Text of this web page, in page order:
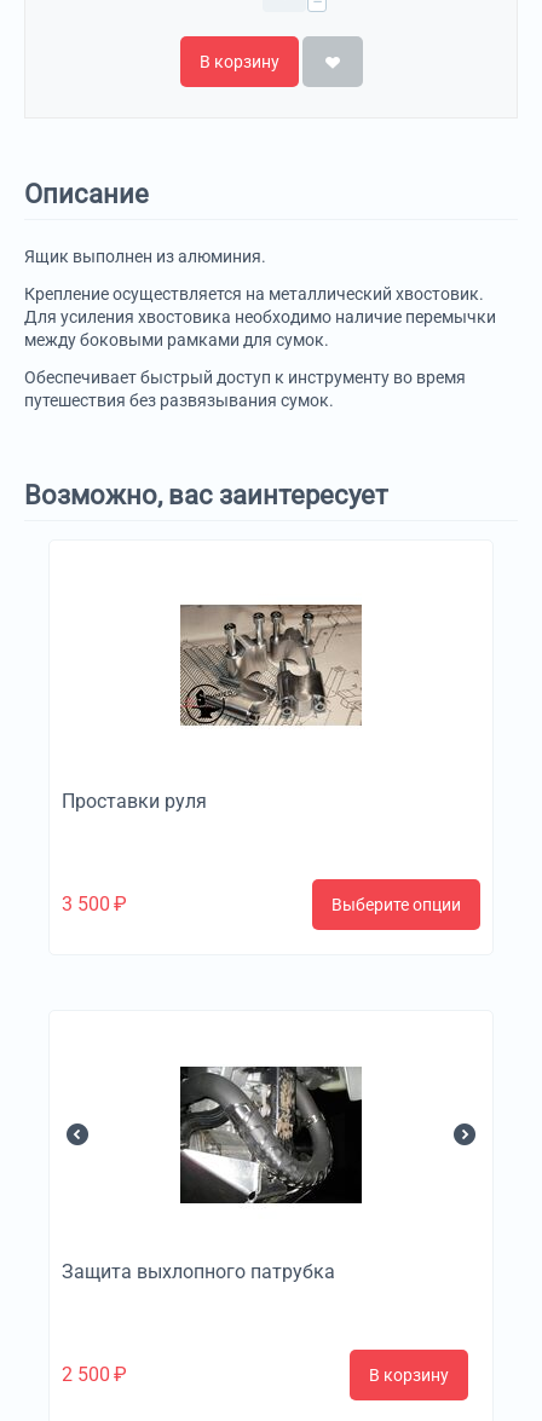
В корзину
Описание
Ящик выполнен из алюминия.
Крепление осуществляется на металлический хвостовик.
Для усиления хвостовика необходимо наличие перемычки
между боковыми рамками для сумок.
Обеспечивает быстрый доступ к инструменту во время
путешествия без развязывания сумок.
Возможно, вас заинтересует
Проставки руля
3 500 ₽ Выберите опции
Защита выхлопного патрубка
2 500 ₽ В корзину